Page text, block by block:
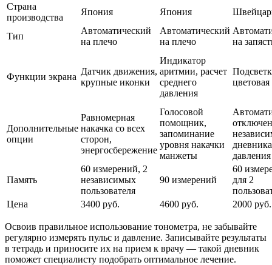
Страна
производства
Япония Япония
Тип
Автоматический
на плечо
Автоматический
на плечо
на
Функции экрана
Датчик движения,
крупные иконки
Индикатор
аритмии, расчет
среднего
давления
Дополнительные
опции
Равномерная
накачка со всех
сторон,
энергосбережение
Голосовой
помощник,
запоминание
уровня накачки
манжеты
дневника
давления
Память
60 измерений, 2
независимых
пользователя
90 измерений
60
для 2
Цена
3400 руб. 4600 руб. 2000 руб.
Освоив правильное использование тонометра, не забывайте
регулярно измерять пульс и давление. Записывайте результаты
в тетрадь и приносите их на прием к врачу — такой дневник
поможет специалисту подобрать оптимальное лечение.